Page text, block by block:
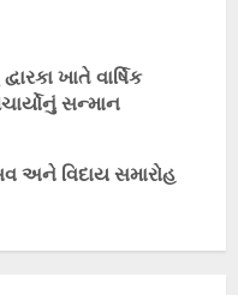
ખાતે વાર્ષિક
સન્માન
અને વિદાય સમારોહ